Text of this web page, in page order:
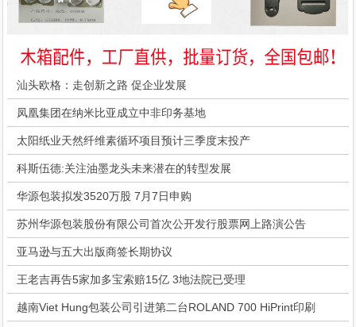
汕头欧格：走创新之路 促企业发展
凤凰集团在纳米比亚成立中非印务基地
太阳纸业天然纤维素循环项目预计三季度末投产
科斯伍德:关注油墨龙头未来潜在的转型发展
华源包装拟发3520万股 7月7日申购
苏州华源包装股份有限公司首次公开发行股票网上路演公告
亚马逊与五大出版商签长期协议
王老吉再告5家加多宝索赔15亿 3地法院已受理
越南Viet Hung包装公司引进第二台ROLAND 700 HiPrint印刷